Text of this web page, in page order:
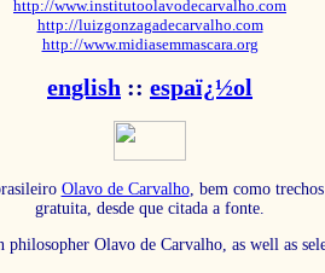
http://www.institutoolavodecarvalho.com
http://luizgonzagadecarvalho.com
http://www.midiasemmascara.org
english :: espaï¿½ol
Olavo de Carvalho, bem como
gratuita, desde que citada a fonte.
Olavo de Carvalho, as well as